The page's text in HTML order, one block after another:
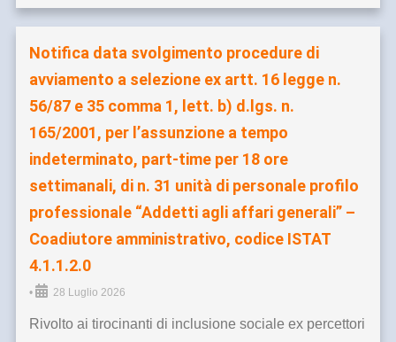
Notifica data svolgimento procedure di
avviamento a selezione ex artt. 16 legge n.
56/87 e 35 comma 1, lett. b) d.lgs. n.
165/2001, per l’assunzione a tempo
indeterminato, part-time per 18 ore
settimanali, di n. 31 unità di personale profilo
professionale “Addetti agli affari generali” –
Coadiutore amministrativo, codice ISTAT
4.1.1.2.0
• 28 Luglio 2026
Rivolto ai tirocinanti di inclusione sociale ex percettori